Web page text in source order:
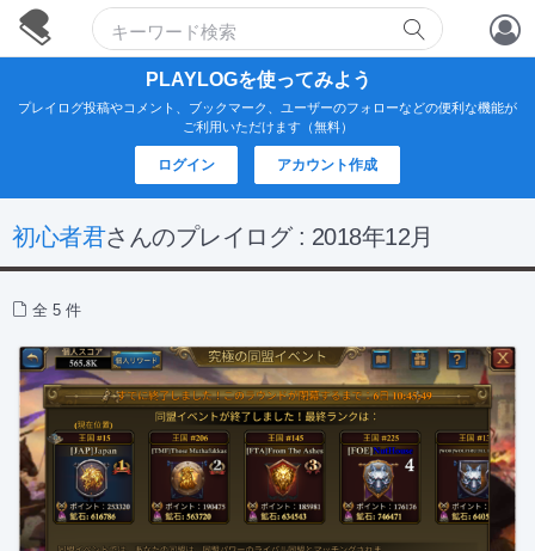
アカウント作成
ログイン
PLAYLOGを使ってみよう
プレイログ投稿やコメント、ブックマーク、ユーザーのフォローなどの便利な機能が
ご利用いただけます（無料）
ログイン アカウント作成
初心者君さんのプレイログ : 2018年12月
全 5 件